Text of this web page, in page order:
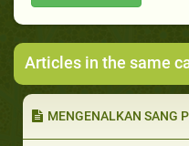
Articles in the same
MENGENALKAN SANG